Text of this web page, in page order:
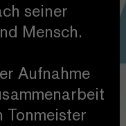
seiner
Mensch.
Aufnahme
Tonmeister